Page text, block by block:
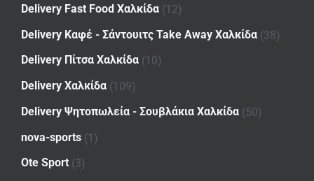
Delivery Fast Food Χαλκίδα (12)
Delivery Καφέ - Σάντουιτς Take Away Χαλκίδα (38)
Delivery Πίτσα Χαλκίδα (10)
Delivery Χαλκίδα (109)
Delivery Ψητοπωλεία - Σουβλάκια Χαλκίδα (50)
nova-sports (1)
Ote Sport (3)